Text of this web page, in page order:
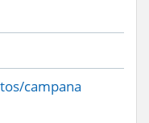
campana